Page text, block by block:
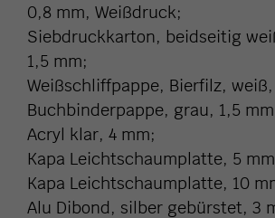
0,8 mm, Weißdruck;
Siebdruckkarton, beidseitig
1,5 mm;
Weißschliffpappe, Bierfilz, weiß,
Buchbinderpappe, grau, 1,5
Acryl klar, 4 mm;
Kapa Leichtschaumplatte, 5
Kapa Leichtschaumplatte, 10
Alu Dibond, silber gebürstet, 3